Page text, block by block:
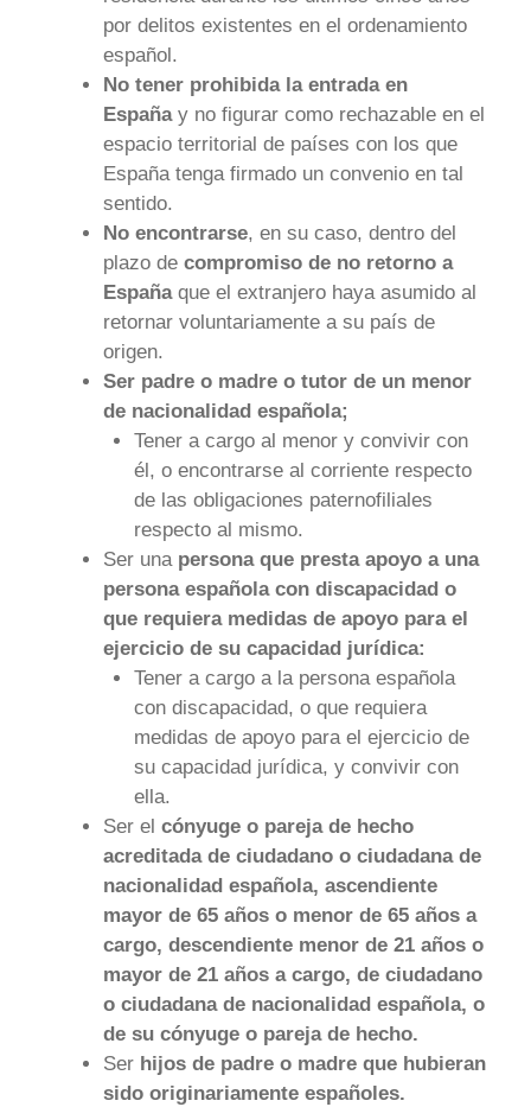
por delitos existentes en el ordenamiento
español.
No tener prohibida la entrada en
Españay no figurar como rechazable en el
espacio territorial de países con los que
España tenga firmado un convenio en tal
sentido.
No encontrarse, en su caso, dentro del
plazo decompromiso de no retorno a
Españaque el extranjero haya asumido al
retornar voluntariamente a su país de
origen.
Ser padre o madre o tutor de un menor
de nacionalidad española;
Tener a cargo al menor y convivir con
él, o encontrarse al corriente respecto
de las obligaciones paternofiliales
respecto al mismo.
Ser una persona que presta apoyo a una
persona española con discapacidad o
que requiera medidas de apoyo para el
ejercicio de su capacidad jurídica:
Tener a cargo a la persona española
con discapacidad, o que requiera
medidas de apoyo para el ejercicio de
su capacidad jurídica, y convivir con
ella.
Ser elcónyuge o pareja de hecho
acreditada de ciudadano o ciudadana de
nacionalidad española, ascendiente
mayor de 65 años o menor de 65 años a
cargo, descendiente menor de 21 años o
mayor de 21 años a cargo, de ciudadano
o ciudadana de nacionalidad española, o
de su cónyuge o pareja de hecho.
Ser hijos de padre o madre que hubieran
sido originariamente españoles.